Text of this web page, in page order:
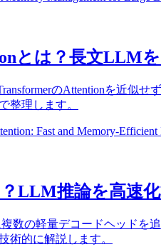
とは？長文LLM
のAttentionを近似
整理します。
Fast and Memory-
LLM推論を高速
数の軽量デコードヘッドを
術的に解説します。